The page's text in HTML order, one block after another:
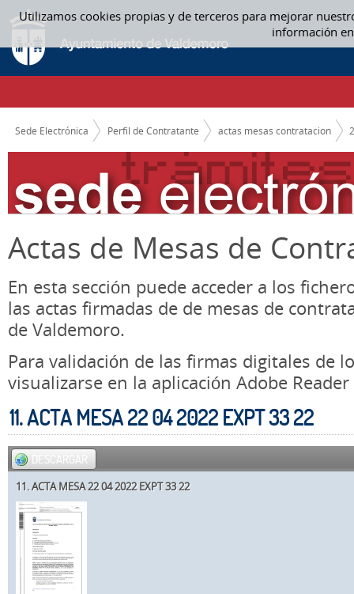
Utilizamos cookies propias y de terceros para mejorar
información
Saltar al contenido
ACTAS MESAS CONTRATACION
CAMINO DE MIGAS
Sede Electrónica Perfil de Contratante actas mesas contratacion
Actas de Mesas de
En esta sección puede acceder a los
las actas firmadas de de mesas de
de Valdemoro.
Para validación de las firmas digitales de
visualizarse en la aplicación Adobe Reader
11. ACTA MESA 22 04 2022 EXPT 33 22
DESCARGAR
11. ACTA MESA 22 04 2022 EXPT 33 22